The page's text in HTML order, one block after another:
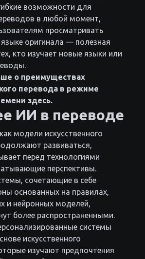
возможности для
в любой момент,
просматривать
оригинала — полезная
кто изучает новые языки или
о преимуществах
перевода в режиме
здесь.
ИИ в переводе
модели искусственного
развиваться,
перед технологиями
перспективы.
сочетающие в себе
основанных на правилах,
и нейронных моделей,
более распространенными.
системы
искусственного
изучают предпочтения